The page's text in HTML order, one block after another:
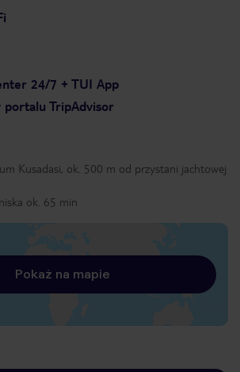
24/7 + TUI App
TripAdvisor
Kusadasi, ok. 500 m od przystani jachtowej
ok. 65 min
Pokaż na mapie